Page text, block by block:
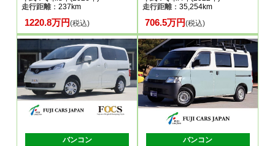
走行距離：237km
1220.8万円(税込)
走行距離：35,254km
706.5万円(税込)
バンコン バンコン